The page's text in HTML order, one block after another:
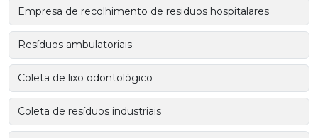
Empresa de recolhimento de residuos hospitalares
Resíduos ambulatoriais
Coleta de lixo odontológico
Coleta de resíduos industriais